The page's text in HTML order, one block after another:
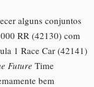
alguns conjuntos
RR (42130) com
1 Race Car (42141)
Future Time
bem